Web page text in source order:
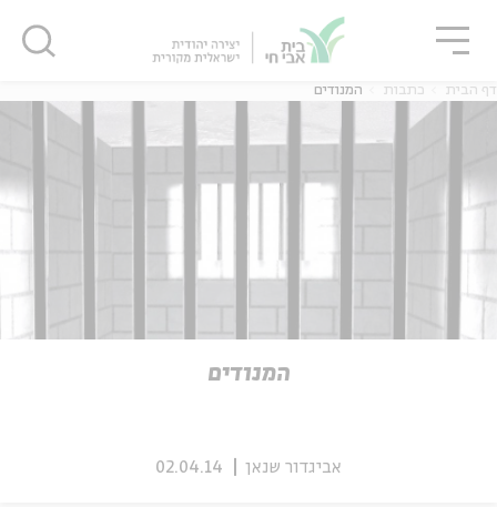
דף הבית כתבות המנודים
המנודים
אביגדור שנאן 02.04.14
סגור